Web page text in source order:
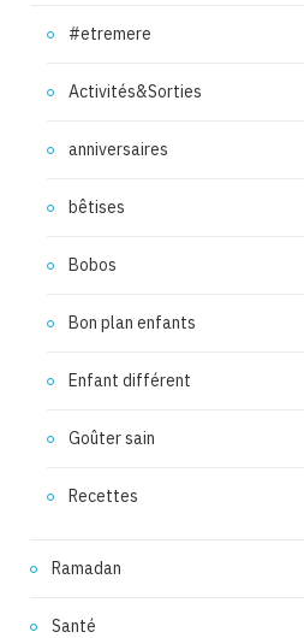
#etremere
Activités&Sorties
anniversaires
bêtises
Bobos
Bon plan enfants
Enfant différent
Goûter sain
Recettes
Ramadan
Santé